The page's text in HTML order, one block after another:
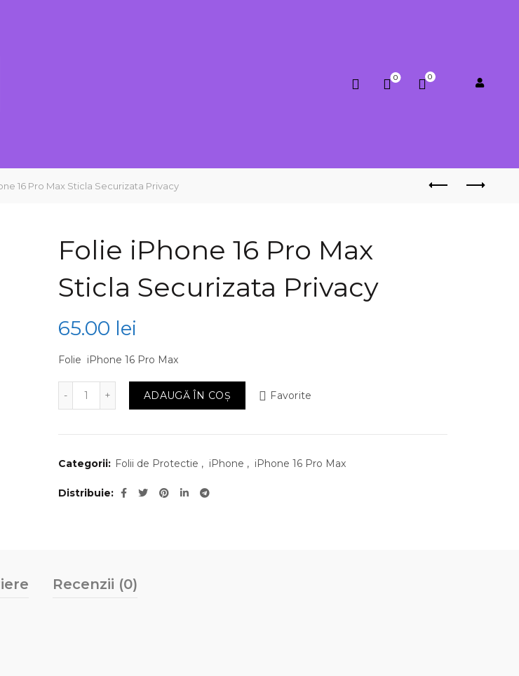
0 0
16 Pro Max Sticla Securizata Privacy
Folie iPhone 16 Pro Max
Sticla Securizata Privacy
65.00 lei
Folie iPhone 16 Pro Max
Cantitate Folie iPhone 16 Pro Max Sticla Securizata Privacy
ADAUGĂ ÎN COȘ Favorite
Categorii: Folii de Protectie , iPhone , iPhone 16 Pro Max
Distribuie
Recenzii (0)